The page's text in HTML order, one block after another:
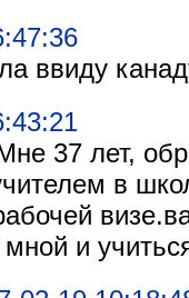
ввиду
37 лет,
в
и